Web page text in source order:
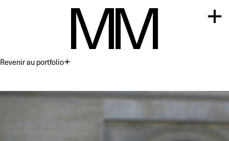
Revenir au portfolioPremium